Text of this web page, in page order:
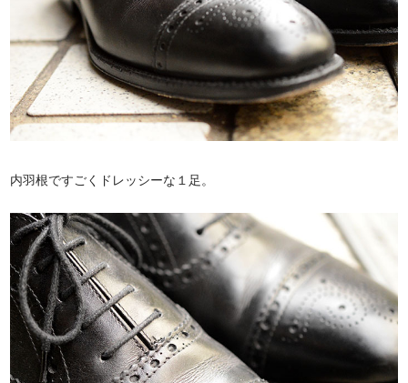
内羽根ですごくドレッシーな１足。